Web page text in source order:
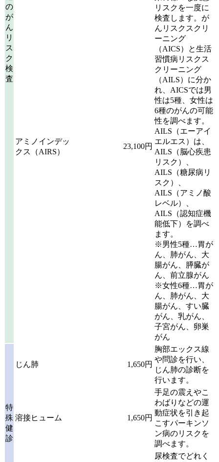
の
が
ん
リ
ス
ク
検
査
アミノインデッ
クス（AIRS）
23,100円
リスクを一度に
検査します。が
んリスクスクリ
ーニング
（AICS）と生活
習慣病リスクス
クリーニング
（AILS）に分か
れ、AICSでは男
性は5種、女性は
6種のがんの可能
性を調べます。
AILS（エーアイ
エルエス）は、
AILS（脳心疾患
リスク）、
AILS（糖尿病リ
スク）、
AILS（アミノ酸
レベル）、
AILS（認知症機
能低下）を調べ
ます。
※男性5種…胃が
ん、肺がん、大
腸がん、膵臓が
ん、前立腺がん
※女性6種…胃が
ん、肺がん、大
腸がん、すい臓
がん、乳がん、
子宮がん、卵巣
がん
特
殊
健
診
じん肺 1,650円
胸部エックス線
や問診を行い、
じん肺の診断を
行います。
溶接ヒューム 1,650円
手足の震えやこ
わばりなどの運
動症状を引き起
こすパーキンソ
ン病のリスクを
調べます。
尿検査でどれく